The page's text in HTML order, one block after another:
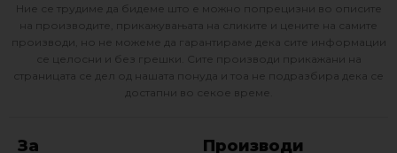
Ние се трудиме да бидеме што е можно попрецизни во описите
на производите, прикажувањата на сликите и цените на самите
производи, но не можеме да гарантираме дека сите информации
се целосни и без грешки. Сите производи прикажани на
страницата се дел од нашата понуда и тоа не подразбира дека се
достапни во секое време.
За
Производи